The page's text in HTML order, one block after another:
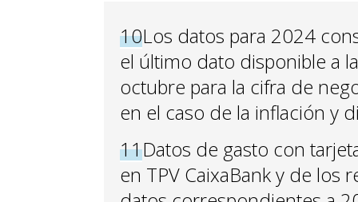
10Los datos para 2024
el último dato disponible a
octubre para la cifra de
en el caso de la inflación y
11Datos de gasto con
en TPV CaixaBank y de los